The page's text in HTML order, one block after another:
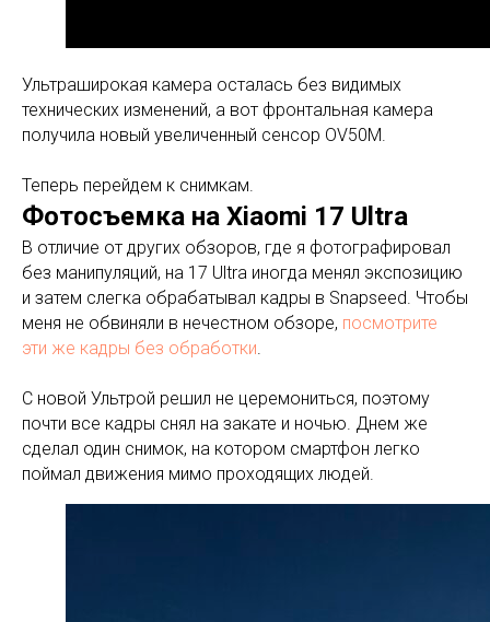
Ультраширокая камера осталась без видимых
технических изменений, а вот фронтальная камера
получила новый увеличенный сенсор OV50M.
Теперь перейдем к снимкам.
Фотосъемка на Xiaomi 17 Ultra
В отличие от других обзоров, где я фотографировал
без манипуляций, на 17 Ultra иногда менял экспозицию
и затем слегка обрабатывал кадры в Snapseed. Чтобы
меня не обвиняли в нечестном обзоре, посмотрите
эти же кадры без обработки.
С новой Ультрой решил не церемониться, поэтому
почти все кадры снял на закате и ночью. Днем же
сделал один снимок, на котором смартфон легко
поймал движения мимо проходящих людей.